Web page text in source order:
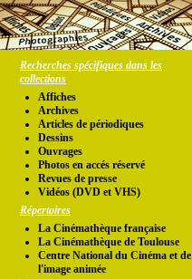
Recherches spécifiques dans les
collections
Affiches
Archives
Articles de périodiques
Dessins
Ouvrages
Photos en accés réservé
Revues de presse
Vidéos (DVD et VHS)
Répertoires
La Cinémathèque française
La Cinémathèque de Toulouse
Centre National du Cinéma et de
l'image animée